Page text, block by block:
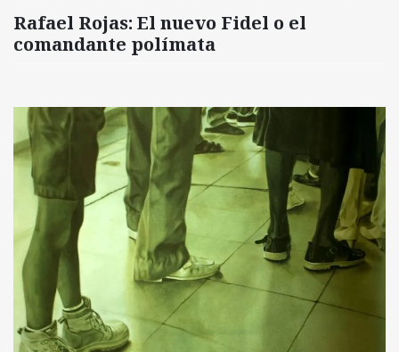
Rafael Rojas: El nuevo Fidel o el
comandante polímata